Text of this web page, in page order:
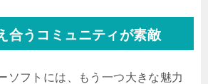
合うコミュニティが素敵
ソフトには、もう一つ大きな魅力